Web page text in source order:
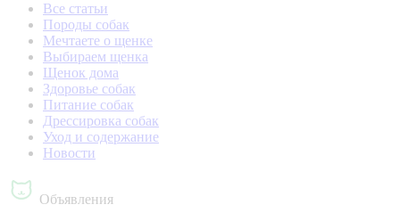
Все статьи
Породы собак
Мечтаете о щенке
Выбираем щенка
Щенок дома
Здоровье собак
Питание собак
Дрессировка собак
Уход и содержание
Новости
Объявления